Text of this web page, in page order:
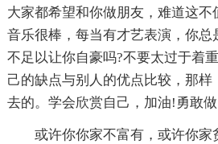
大家都希望和你做朋友，难道这不
音乐很棒，每当有才艺表演，你总
不足以让你自豪吗?不要太过于着
己的缺点与别人的优点比较，那
去的。学会欣赏自己，加油!勇敢
或许你你家不富有，或许你家